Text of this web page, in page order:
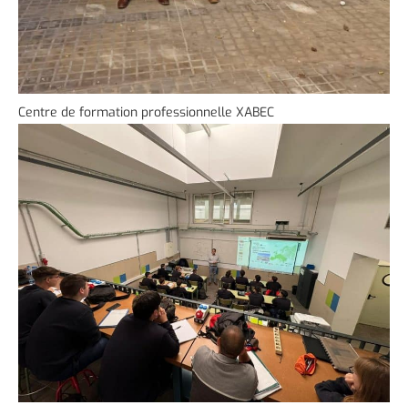
Centre de formation professionnelle XABEC